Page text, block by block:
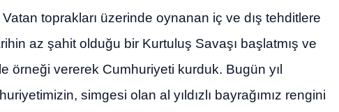
toprakları üzerinde oynanan iç ve dış tehditlere
az şahit olduğu bir Kurtuluş Savaşı başlatmış ve
örneği vererek Cumhuriyeti kurduk. Bugün yıl
simgesi olan al yıldızlı bayrağımız rengini